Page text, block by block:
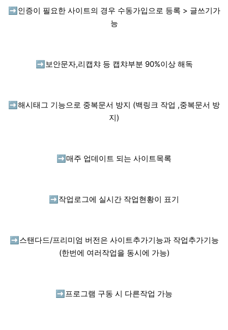
➡️ 인증이 필요한 사이트의 경우 수동가입으로 등록 > 글쓰기가
능
➡️ 보안문자,리캡챠 등 캡챠부분 90%이상 해독
➡️ 해시태그 기능으로 중복문서 방지 (백링크 작업 ,중복문서 방
지)
➡️ 매주 업데이트 되는 사이트목록
➡️ 작업로그에 실시간 작업현황이 표기
➡️ 스탠다드/프리미엄 버전은 사이트추가기능과 작업추가기능
(한번에 여러작업을 동시에 가능)
➡️ 프로그램 구동 시 다른작업 가능